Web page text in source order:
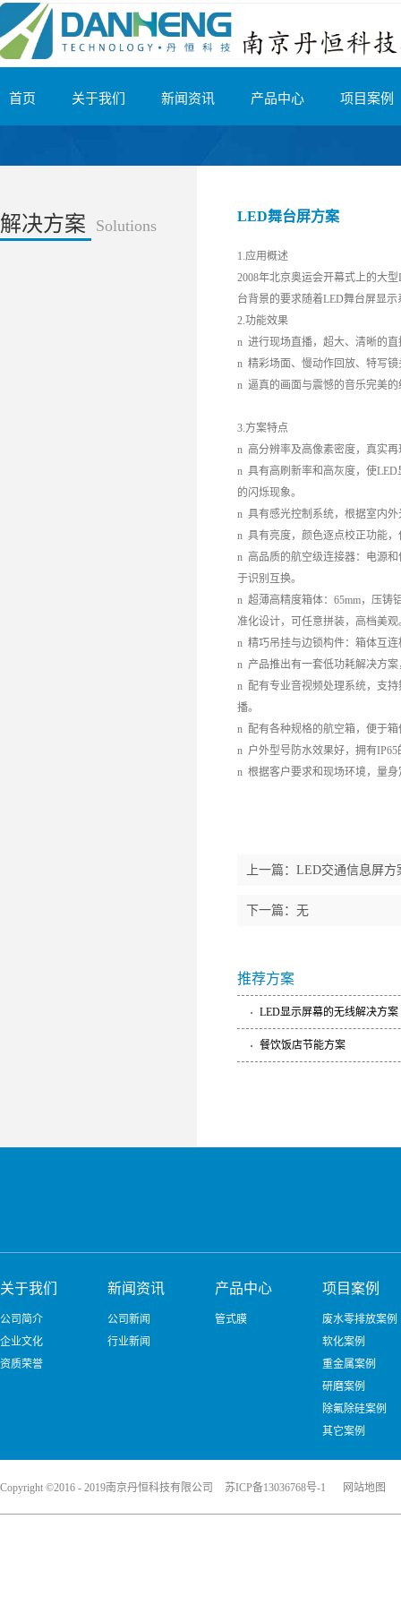
首页 关于我们 新闻资讯 产品中心 项目案例
解决方案 Solutions
LED舞台屏方案
1.应用概述
2008年北京奥运会开幕式上的大
台背景的要求随着LED舞台屏显
2.功能效果
n 进行现场直播，超大、清晰的
n 精彩场面、慢动作回放、特写
n 逼真的画面与震憾的音乐完美
3.方案特点
n 高分辨率及高像素密度，真实
n 具有高刷新率和高灰度，使
的闪烁现象。
n 具有感光控制系统，根据室内
n 具有亮度，颜色逐点校正功能
n 高品质的航空级连接器：电源
于识别互换。
n 超薄高精度箱体：65mm，压铸
准化设计，可任意拼装，高档美观
n 精巧吊挂与边锁构件：箱体互
n 产品推出有一套低功耗解决方
n 配有专业音视频处理系统，支
播。
n 配有各种规格的航空箱，便于
n 户外型号防水效果好，拥有
n 根据客户要求和现场环境，量
上一篇： LED交通信息屏方
下一篇：无
推荐方案
LED显示屏幕的无线解决方案
餐饮饭店节能方案
关于我们
公司简介
企业文化
资质荣誉
新闻资讯
公司新闻
行业新闻
产品中心
管式膜
项目案例
废水零排放案例
软化案例
重金属案例
研磨案例
除氟除硅案例
其它案例
Copyright ©2016 - 2019南京丹恒科技有限公司 苏ICP备13036768号-1 网站地图